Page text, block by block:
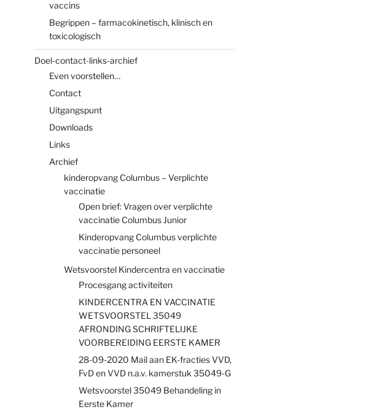
vaccins
Begrippen – farmacokinetisch, klinisch en
toxicologisch
Doel-contact-links-archief
Even voorstellen…
Contact
Uitgangspunt
Downloads
Links
Archief
kinderopvang Columbus – Verplichte
vaccinatie
Open brief: Vragen over verplichte
vaccinatie Columbus Junior
Kinderopvang Columbus verplichte
vaccinatie personeel
Wetsvoorstel Kindercentra en vaccinatie
Procesgang activiteiten
KINDERCENTRA EN VACCINATIE
WETSVOORSTEL 35049
AFRONDING SCHRIFTELIJKE
VOORBEREIDING EERSTE KAMER
28-09-2020 Mail aan EK-fracties VVD,
FvD en VVD n.a.v. kamerstuk 35049-G
Wetsvoorstel 35049 Behandeling in
Eerste Kamer